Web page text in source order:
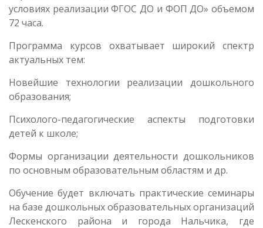
условиях реализации ФГОС ДО и ФОП ДО» объемом
72 часа.
Программа курсов охватывает широкий спектр
актуальных тем:
Новейшие технологии реализации дошкольного
образования;
Психолого-педагогические аспекты подготовки
детей к школе;
Формы организации деятельности дошкольников
по основным образовательным областям и др.
Обучение будет включать практические семинары
на базе дошкольных образовательных организаций
Лескенского района и города Нальчика, где